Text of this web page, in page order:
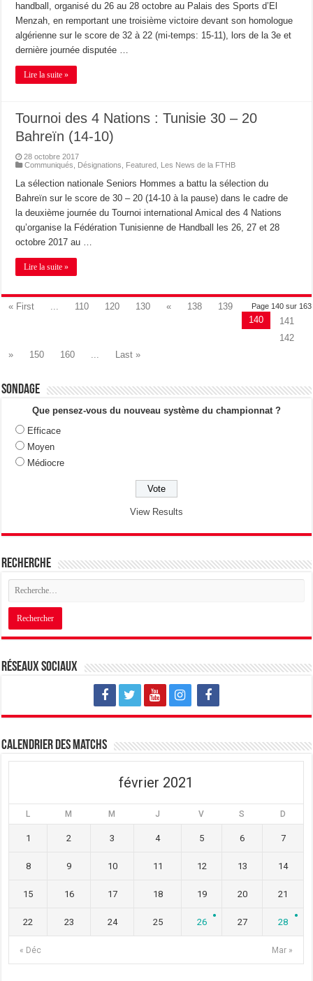
handball, organisé du 26 au 28 octobre au Palais des Sports d’El
Menzah, en remportant une troisième victoire devant son homologue
algérienne sur le score de 32 à 22 (mi-temps: 15-11), lors de la 3e et
dernière journée disputée …
Lire la suite »
Tournoi des 4 Nations : Tunisie 30 – 20
Bahreïn (14-10)
28 octobre 2017
Communiqués
Désignations Featured Les News de la FTHB
La sélection nationale Seniors Hommes a battu la sélection du
Bahreïn sur le score de 30 – 20 (14-10 à la pause) dans le cadre de
la deuxième journée du Tournoi international Amical des 4 Nations
qu’organise la Fédération Tunisienne de Handball les 26, 27 et 28
octobre 2017 au …
Lire la suite »
Page 140 sur 163
« First 110 120 130 « 138
139
140
141
142
»
150 160 Last »
Sondage
Que pensez-vous du nouveau système du championnat ?
Efficace
Moyen
Médiocre
View Results
Recherche
Réseaux sociaux
Calendrier des matchs
février 2021
L M M J V S D
« Déc Mar »
1 2 3 4 5 6 7
8 9 10 11 12 13 14
15 16 17 18 19 20 21
22 23 24 25 26 27 28